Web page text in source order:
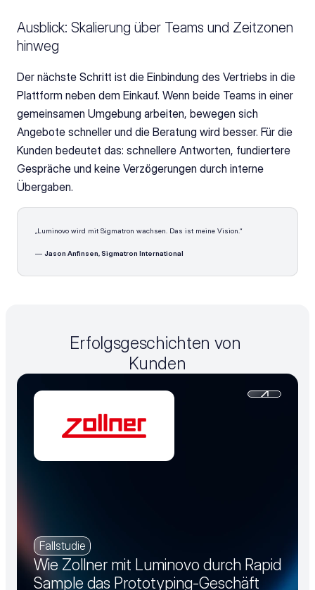
Ausblick: Skalierung über Teams und Zeitzonen
hinweg
Der nächste Schritt ist die Einbindung des Vertriebs in die
Plattform neben dem Einkauf. Wenn beide Teams in einer
gemeinsamen Umgebung arbeiten, bewegen sich
Angebote schneller und die Beratung wird besser. Für die
Kunden bedeutet das: schnellere Antworten, fundiertere
Gespräche und keine Verzögerungen durch interne
Übergaben.
„Luminovo wird mit Sigmatron wachsen. Das ist meine Vision.“
— Jason Anfinsen, Sigmatron International
Erfolgsgeschichten von
Kunden
Fallstudie
Wie Zollner mit Luminovo durch Rapid
Sample das Prototyping-Geschäft